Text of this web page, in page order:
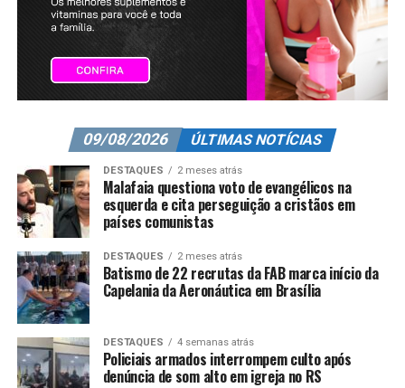
09/08/2026 ÚLTIMAS NOTÍCIAS
DESTAQUES 2 meses atrás
Malafaia questiona voto de evangélicos na
esquerda e cita perseguição a cristãos em
países comunistas
DESTAQUES 2 meses atrás
Batismo de 22 recrutas da FAB marca início da
Capelania da Aeronáutica em Brasília
DESTAQUES 4 semanas atrás
Policiais armados interrompem culto após
denúncia de som alto em igreja no RS